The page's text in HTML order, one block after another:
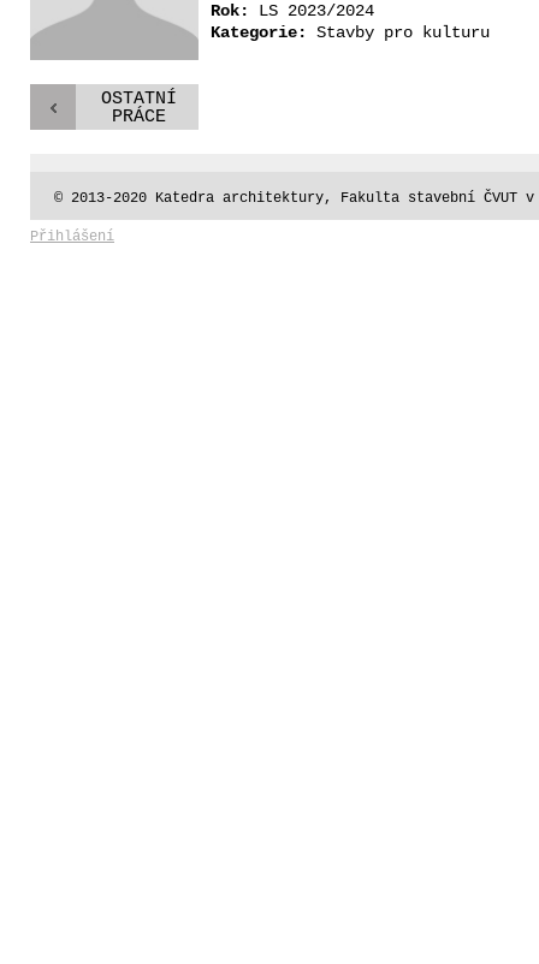
OSTATNÍ
PRÁCE
Rok:
LS 2023/2024
Kategorie:
Stavby pro kulturu
© 2013-2020 Katedra architektury, Fakulta stavební ČVUT
Přihlášení